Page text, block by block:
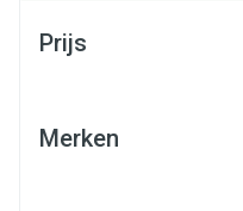
Prijs
Merken